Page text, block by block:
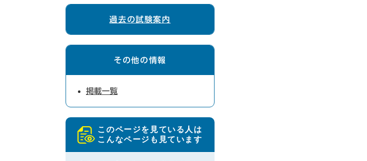
過去の試験案内
その他の情報
掲載一覧
このページを見ている人は
こんなページも見ています